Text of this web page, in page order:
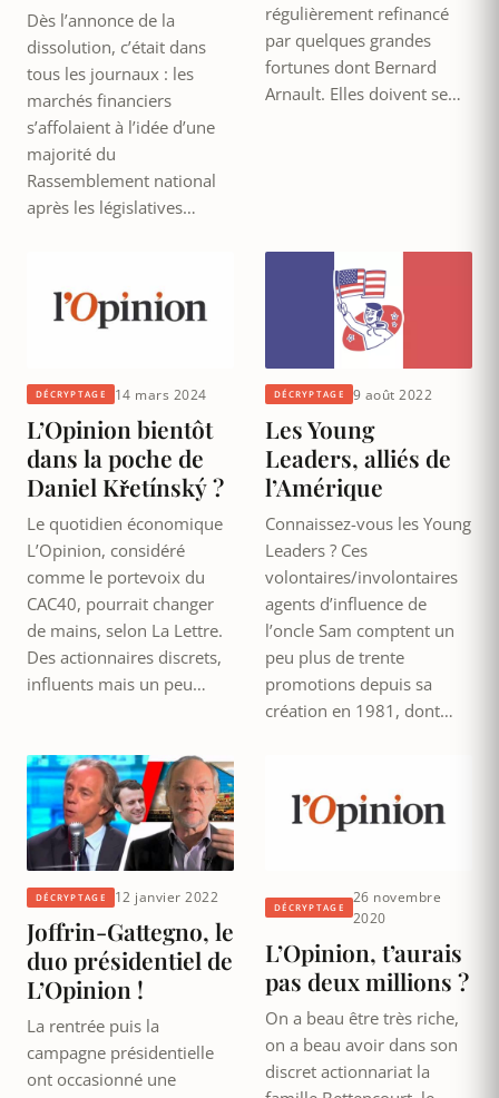
Dès l’annonce de la
dissolution, c’était dans
tous les journaux : les
marchés financiers
s’affolaient à l’idée d’une
majorité du
Rassemblement national
après les législatives…
régulièrement refinancé
par quelques grandes
fortunes dont Bernard
Arnault. Elles doivent se…
DÉCRYPTAGE 14 mars 2024
L’Opinion bientôt
dans la poche de
Daniel Křetínský ?
Le quotidien économique
L’Opinion, considéré
comme le portevoix du
CAC40, pourrait changer
de mains, selon La Lettre.
Des actionnaires discrets,
influents mais un peu…
DÉCRYPTAGE 9 août 2022
Les Young
Leaders, alliés de
l’Amérique
Connaissez-vous les Young
Leaders ? Ces
volontaires/involontaires
agents d’influence de
l’oncle Sam comptent un
peu plus de trente
promotions depuis sa
création en 1981, dont…
DÉCRYPTAGE 12 janvier 2022
Joffrin-Gattegno, le
duo présidentiel de
L’Opinion !
La rentrée puis la
campagne présidentielle
ont occasionné une
DÉCRYPTAGE
26 novembre
2020
L’Opinion, t’aurais
pas deux millions ?
On a beau être très riche,
on a beau avoir dans son
discret actionnariat la